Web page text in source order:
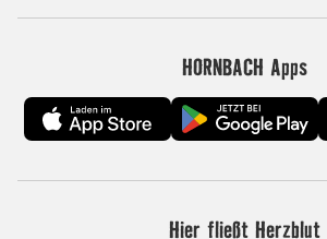
HORNBACH Apps
Hier fließt Herzblut